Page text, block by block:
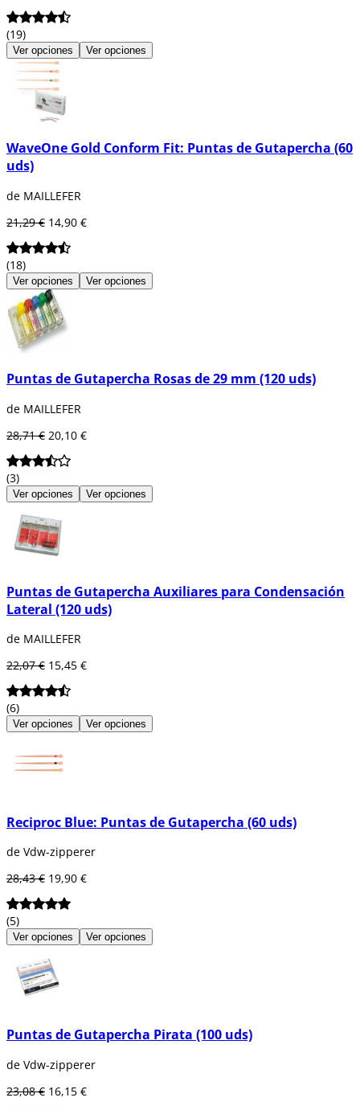
(19)
Ver opciones Ver opciones
WaveOne Gold Conform Fit: Puntas de Gutapercha (60
uds)
de MAILLEFER
21,29 € 14,90 €
(18)
Ver opciones Ver opciones
Puntas de Gutapercha Rosas de 29 mm (120 uds)
de MAILLEFER
28,71 € 20,10 €
(3)
Ver opciones Ver opciones
Puntas de Gutapercha Auxiliares para Condensación
Lateral (120 uds)
de MAILLEFER
22,07 € 15,45 €
(6)
Ver opciones Ver opciones
Reciproc Blue: Puntas de Gutapercha (60 uds)
de Vdw-zipperer
28,43 € 19,90 €
(5)
Ver opciones Ver opciones
Puntas de Gutapercha Pirata (100 uds)
de Vdw-zipperer
23,08 € 16,15 €